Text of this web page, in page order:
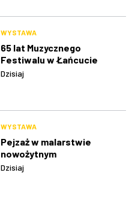
WYSTAWA
65 lat Muzycznego
Festiwalu w Łańcucie
Dzisiaj
WYSTAWA
Pejzaż w malarstwie
nowożytnym
Dzisiaj